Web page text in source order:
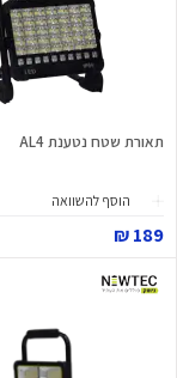
תאורת שטח נטענת AL4
הוסף להשוואה
189 ₪